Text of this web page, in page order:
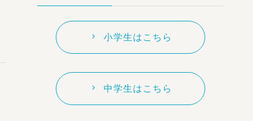
小学生はこちら
中学生はこちら